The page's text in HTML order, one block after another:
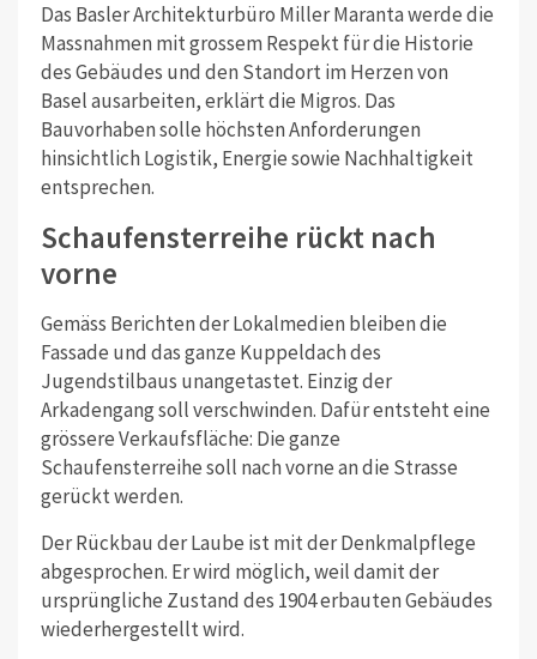
Das Basler Architekturbüro Miller Maranta werde die
Massnahmen mit grossem Respekt für die Historie
des Gebäudes und den Standort im Herzen von
Basel ausarbeiten, erklärt die Migros. Das
Bauvorhaben solle höchsten Anforderungen
hinsichtlich Logistik, Energie sowie Nachhaltigkeit
entsprechen.
Schaufensterreihe rückt nach
vorne
Gemäss Berichten der Lokalmedien bleiben die
Fassade und das ganze Kuppeldach des
Jugendstilbaus unangetastet. Einzig der
Arkadengang soll verschwinden. Dafür entsteht eine
grössere Verkaufsfläche: Die ganze
Schaufensterreihe soll nach vorne an die Strasse
gerückt werden.
Der Rückbau der Laube ist mit der Denkmalpflege
abgesprochen. Er wird möglich, weil damit der
ursprüngliche Zustand des 1904 erbauten Gebäudes
wiederhergestellt wird.